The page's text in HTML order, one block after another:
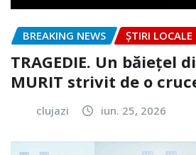
BREAKING NEWS ȘTIRI LOCALE
TRAGEDIE. Un băiețel
MURIT strivit de o
clujazi iun. 25, 2026